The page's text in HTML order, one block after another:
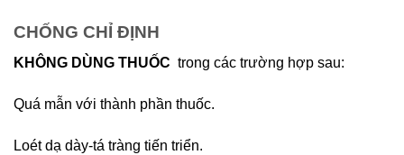
CHỐNG CHỈ ĐỊNH
KHÔNG DÙNG THUỐC trong các trường hợp sau:
Quá mẫn với thành phần thuốc.
Loét dạ dày-tá tràng tiến triển.